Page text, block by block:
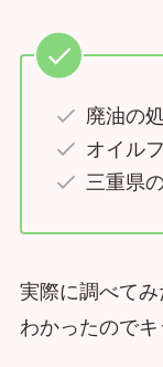
廃油の
オイル
三重県
実際に調べて
わかったのでキ